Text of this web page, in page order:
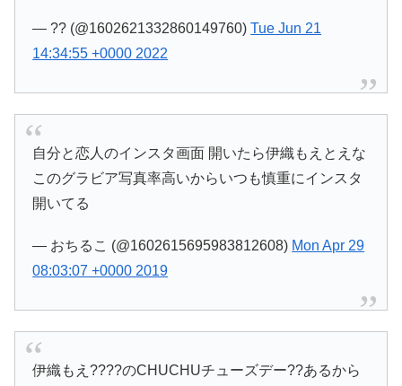
— ?? (@1602621332860149760)Tue Jun 21
14:34:55 +0000 2022
自分と恋人のインスタ画面 開いたら伊織もえとえな
このグラビア写真率高いからいつも慎重にインスタ
開いてる
— おちるこ (@1602615695983812608) Mon Apr 29
08:03:07 +0000 2019
伊織もえ????のCHUCHUチューズデー??あるから